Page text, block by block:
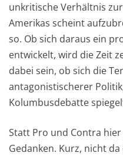
unkritische Verhältnis
Amerikas scheint
so. Ob sich daraus ein
entwickelt, wird die Zeit
dabei sein, ob sich die
antagonistischerer
Kolumbusdebatte
Statt Pro und Contra
Gedanken. Kurz, nicht